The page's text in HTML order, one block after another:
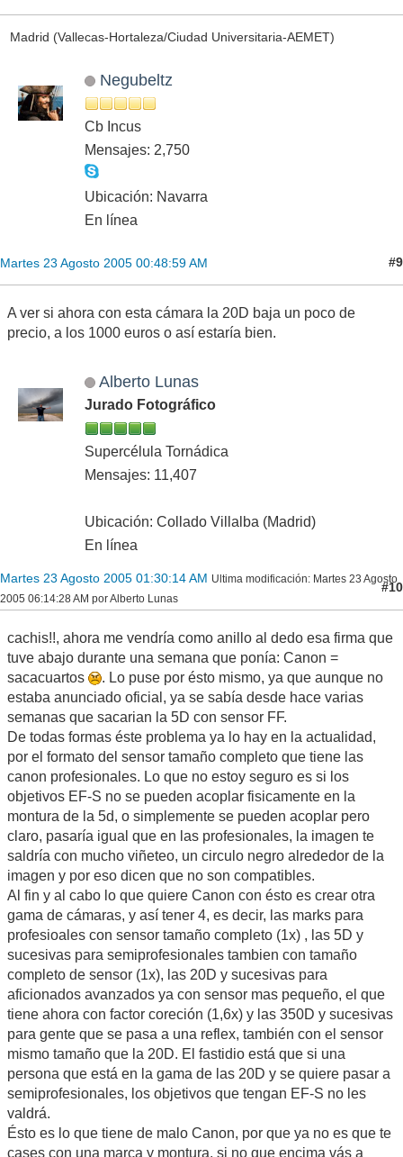
Madrid (Vallecas-Hortaleza/Ciudad Universitaria-AEMET)
Negubeltz
Cb Incus
Mensajes: 2,750
Ubicación: Navarra
En línea
Martes 23 Agosto 2005 00:48:59 AM #9
A ver si ahora con esta cámara la 20D baja un poco de
precio, a los 1000 euros o así estaría bien.
Alberto Lunas
Jurado Fotográfico
Supercélula Tornádica
Mensajes: 11,407
Ubicación: Collado Villalba (Madrid)
En línea
Martes 23 Agosto 2005 01:30:14 AM Ultima modificación: Martes 23 Agosto
2005 06:14:28 AM por Alberto Lunas
#10
cachis!!, ahora me vendría como anillo al dedo esa firma que
tuve abajo durante una semana que ponía: Canon =
sacacuartos
. Lo puse por ésto mismo, ya que aunque no
estaba anunciado oficial, ya se sabía desde hace varias
semanas que sacarian la 5D con sensor FF.
De todas formas éste problema ya lo hay en la actualidad,
por el formato del sensor tamaño completo que tiene las
canon profesionales. Lo que no estoy seguro es si los
objetivos EF-S no se pueden acoplar fisicamente en la
montura de la 5d, o simplemente se pueden acoplar pero
claro, pasaría igual que en las profesionales, la imagen te
saldría con mucho viñeteo, un circulo negro alrededor de la
imagen y por eso dicen que no son compatibles.
Al fin y al cabo lo que quiere Canon con ésto es crear otra
gama de cámaras, y así tener 4, es decir, las marks para
profesioales con sensor tamaño completo (1x) , las 5D y
sucesivas para semiprofesionales tambien con tamaño
completo de sensor (1x), las 20D y sucesivas para
aficionados avanzados ya con sensor mas pequeño, el que
tiene ahora con factor coreción (1,6x) y las 350D y sucesivas
para gente que se pasa a una reflex, también con el sensor
mismo tamaño que la 20D. El fastidio está que si una
persona que está en la gama de las 20D y se quiere pasar a
semiprofesionales, los objetivos que tengan EF-S no les
valdrá.
Ésto es lo que tiene de malo Canon, por que ya no es que te
cases con una marca y montura, si no que encima vás a